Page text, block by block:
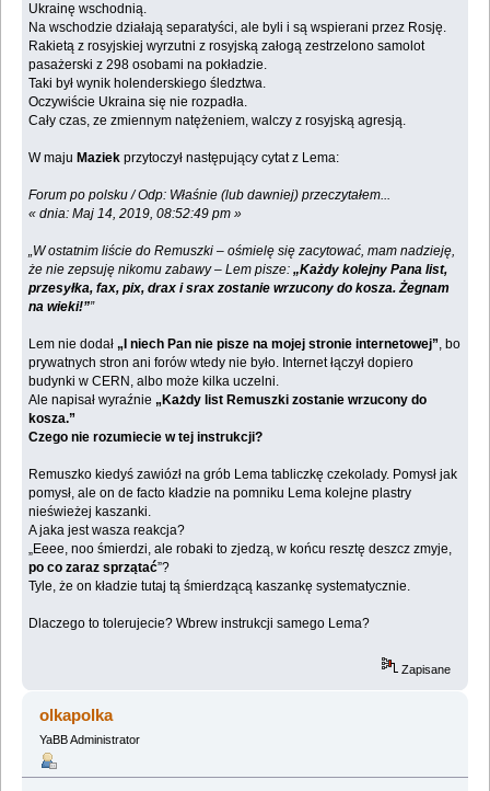
Ukrainę wschodnią.
Na wschodzie działają separatyści, ale byli i są wspierani przez Rosję.
Rakietą z rosyjskiej wyrzutni z rosyjską załogą zestrzelono samolot
pasażerski z 298 osobami na pokładzie.
Taki był wynik holenderskiego śledztwa.
Oczywiście Ukraina się nie rozpadła.
Cały czas, ze zmiennym natężeniem, walczy z rosyjską agresją.
W maju Maziek przytoczył następujący cytat z Lema:
Forum po polsku / Odp: Właśnie (lub dawniej) przeczytałem...
« dnia: Maj 14, 2019, 08:52:49 pm »
„W ostatnim liście do Remuszki – ośmielę się zacytować, mam nadzieję,
że nie zepsuję nikomu zabawy – Lem pisze:„Każdy kolejny Pana list,
przesyłka, fax, pix, drax i srax zostanie wrzucony do kosza. Żegnam
na wieki!””
Lem nie dodał „I niech Pan nie pisze na mojej stronie internetowej”, bo
prywatnych stron ani forów wtedy nie było. Internet łączył dopiero
budynki w CERN, albo może kilka uczelni.
Ale napisał wyraźnie „Każdy list Remuszki zostanie wrzucony do
kosza.”
Czego nie rozumiecie w tej instrukcji?
Remuszko kiedyś zawiózł na grób Lema tabliczkę czekolady. Pomysł jak
pomysł, ale on de facto kładzie na pomniku Lema kolejne plastry
nieświeżej kaszanki.
A jaka jest wasza reakcja?
„Eeee, noo śmierdzi, ale robaki to zjedzą, w końcu resztę deszcz zmyje,
po co zaraz sprzątać”?
Tyle, że on kładzie tutaj tą śmierdzącą kaszankę systematycznie.
Dlaczego to tolerujecie? Wbrew instrukcji samego Lema?
Zapisane
olkapolka
YaBB Administrator